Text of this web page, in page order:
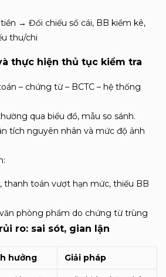
→ Đối chiếu sổ cái, BB kiểm kê,
thu/chi
thực hiện thủ tục kiểm tra
– chứng từ – BCTC – hệ thống
qua biểu đồ, mẫu so sánh.
tích nguyên nhân và mức độ ảnh
thanh toán vượt hạn mức, thiếu BB
phòng phẩm do chứng từ trùng
ro: sai sót, gian lận
hưởng Giải pháp